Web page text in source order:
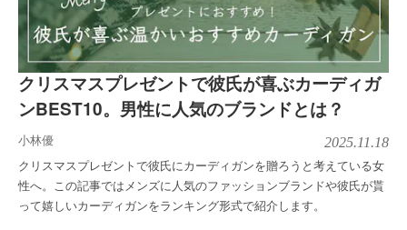
クリスマスプレゼントで彼氏が喜ぶカーディガ
ンBEST10。男性に人気のブランドとは？
小林優 2025.11.18
クリスマスプレゼントで彼氏にカーディガンを贈ろうと考えている女
性へ。この記事ではメンズに人気のファッションブランドや彼氏が貰
って嬉しいカーディガンをランキング形式で紹介します。